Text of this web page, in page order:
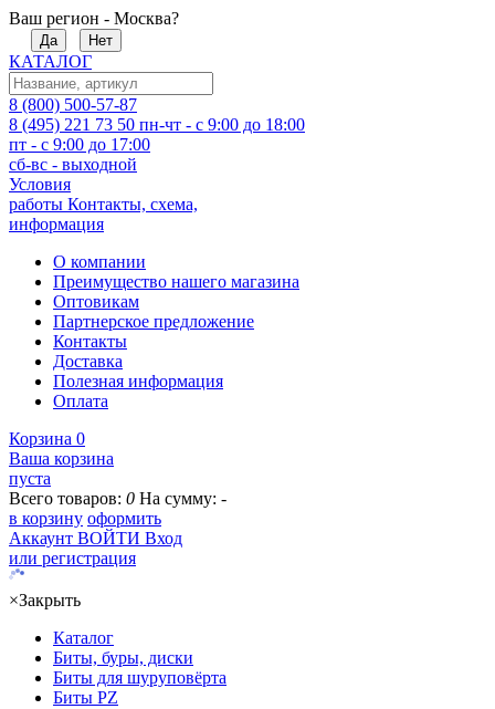
Ваш регион - Москва?
Да Нет
КАТАЛОГ
8 (800) 500-57-87
8 (495) 221 73 50 пн-чт - с 9:00 до 18:00
пт - с 9:00 до 17:00
сб-вс - выходной
Условия
работы Контакты, схема,
информация
О компании
Преимущество нашего магазина
Оптовикам
Партнерское предложение
Контакты
Доставка
Полезная информация
Оплата
Корзина 0
Ваша корзина
пуста
Всего товаров: 0 На сумму: -
в корзину оформить
Аккаунт ВОЙТИ Вход
или регистрация
×Закрыть
Каталог
Биты, буры, диски
Биты для шуруповёрта
Биты PZ